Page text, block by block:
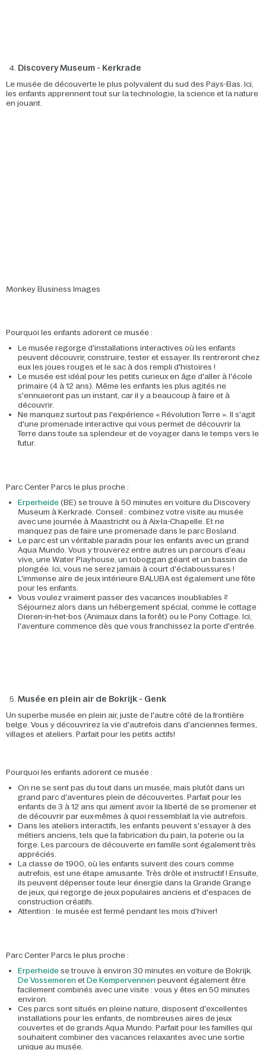
Discovery Museum - Kerkrade
Le musée de découverte le plus polyvalent du sud des Pays-Bas. Ici,
les enfants apprennent tout sur la technologie, la science et la nature
en jouant.
Monkey Business Images
Pourquoi les enfants adorent ce musée :
Le musée regorge d'installations interactives où les enfants
peuvent découvrir, construire, tester et essayer. Ils rentreront chez
eux les joues rouges et le sac à dos rempli d'histoires !
Le musée est idéal pour les petits curieux en âge d'aller à l'école
primaire (4 à 12 ans). Même les enfants les plus agités ne
s'ennuieront pas un instant, car il y a beaucoup à faire et à
découvrir.
Ne manquez surtout pas l'expérience « Révolution Terre ». Il s'agit
d'une promenade interactive qui vous permet de découvrir la
Terre dans toute sa splendeur et de voyager dans le temps vers le
futur.
Parc Center Parcs le plus proche :
Erperheide (BE) se trouve à 50 minutes en voiture du Discovery
Museum à Kerkrade. Conseil : combinez votre visite au musée
avec une journée à Maastricht ou à Aix-la-Chapelle. Et ne
manquez pas de faire une promenade dans le parc Bosland.
Le parc est un véritable paradis pour les enfants avec un grand
Aqua Mundo. Vous y trouverez entre autres un parcours d'eau
vive, une Water Playhouse, un toboggan géant et un bassin de
plongée. Ici, vous ne serez jamais à court d'éclaboussures !
L'immense aire de jeux intérieure BALUBA est également une fête
pour les enfants.
Vous voulez vraiment passer des vacances inoubliables ?
Séjournez alors dans un hébergement spécial, comme le cottage
Dieren-in-het-bos (Animaux dans la forêt) ou le Pony Cottage. Ici,
l'aventure commence dès que vous franchissez la porte d'entrée.
Musée en plein air de Bokrijk - Genk
Un superbe musée en plein air, juste de l'autre côté de la frontière
belge. Vous y découvrirez la vie d'autrefois dans d'anciennes fermes,
villages et ateliers. Parfait pour les petits actifs!
Pourquoi les enfants adorent ce musée :
On ne se sent pas du tout dans un musée, mais plutôt dans un
grand parc d'aventures plein de découvertes. Parfait pour les
enfants de 3 à 12 ans qui aiment avoir la liberté de se promener et
de découvrir par eux-mêmes à quoi ressemblait la vie autrefois.
Dans les ateliers interactifs, les enfants peuvent s'essayer à des
métiers anciens, tels que la fabrication du pain, la poterie ou la
forge. Les parcours de découverte en famille sont également très
appréciés.
La classe de 1900, où les enfants suivent des cours comme
autrefois, est une étape amusante. Très drôle et instructif ! Ensuite,
ils peuvent dépenser toute leur énergie dans la Grande Grange
de jeux, qui regorge de jeux populaires anciens et d'espaces de
construction créatifs.
Attention : le musée est fermé pendant les mois d'hiver!
Parc Center Parcs le plus proche :
Erperheide se trouve à environ 30 minutes en voiture de Bokrijk.
De Vossemeren et De Kempervennen peuvent également être
facilement combinés avec une visite : vous y êtes en 50 minutes
environ.
Ces parcs sont situés en pleine nature, disposent d'excellentes
installations pour les enfants, de nombreuses aires de jeux
couvertes et de grands Aqua Mundo. Parfait pour les familles qui
souhaitent combiner des vacances relaxantes avec une sortie
unique au musée.